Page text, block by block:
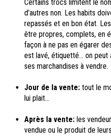
Certains trocs limitent le
d'autres non. Les habits
repassés et en bon état.
être propres, complets, en
façon à ne pas en égarer
est lavé, étiquetté... on
ses marchandises à vendre.
Jour de la vente: tout le
lui plait...
Après la vente: les
vendue ou le produit de